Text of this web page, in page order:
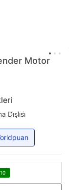
Motor
Di̇şli̇si̇
10